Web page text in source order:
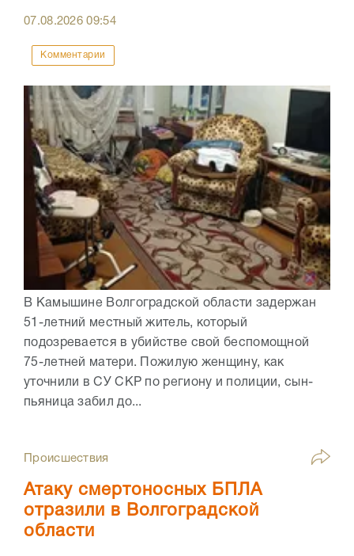
07.08.202609:54
Комментарии
В Камышине Волгоградской области задержан
51-летний местный житель, который
подозревается в убийстве свой беспомощной
75-летней матери. Пожилую женщину, как
уточнили в СУ СКР по региону и полиции, сын-
пьяница забил до...
Происшествия
Атаку смертоносных БПЛА
отразили в Волгоградской
области